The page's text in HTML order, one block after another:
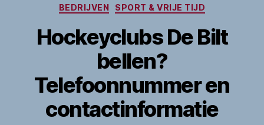
Categorieën
BEDRIJVEN SPORT & VRIJE TIJD
Hockeyclubs De Bilt
bellen?
Telefoonnummer en
contactinformatie